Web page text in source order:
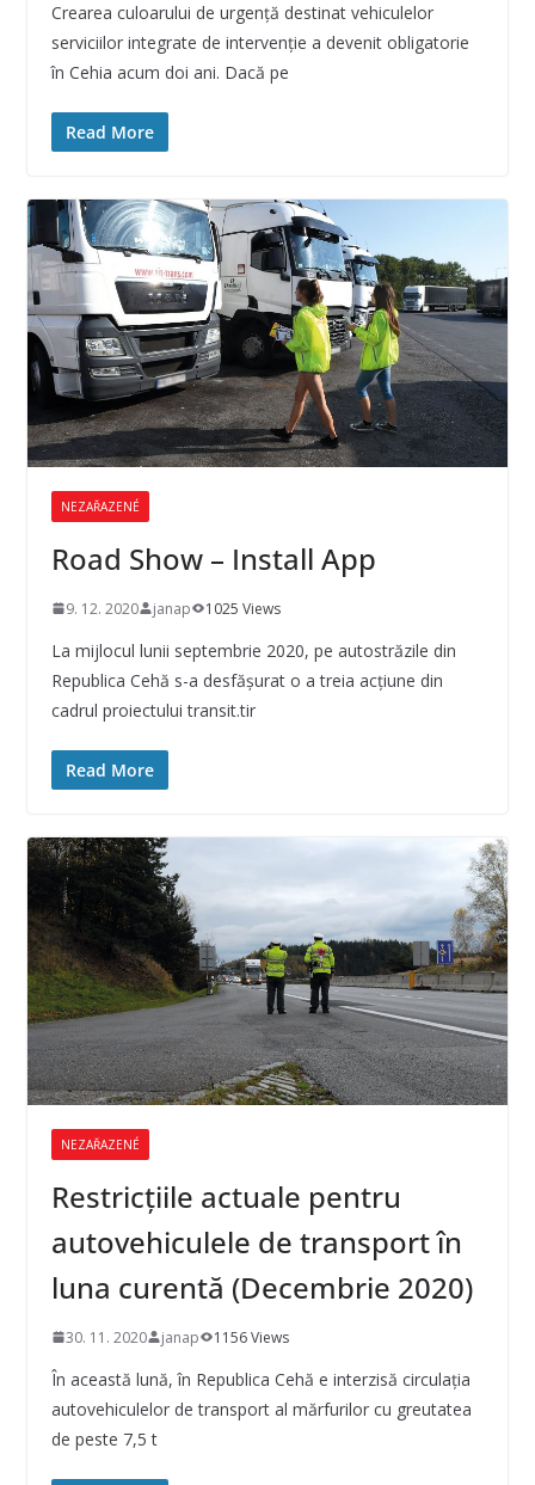
Crearea culoarului de urgenţă destinat vehiculelor
serviciilor integrate de intervenţie a devenit obligatorie
în Cehia acum doi ani. Dacă pe
Read More
NEZAŘAZENÉ
Road Show – Install App
9. 12. 2020 janap 1025 Views
La mijlocul lunii septembrie 2020, pe autostrăzile din
Republica Cehă s-a desfăşurat o a treia acţiune din
cadrul proiectului transit.tir
Read More
NEZAŘAZENÉ
Restricţiile actuale pentru
autovehiculele de transport în
luna curentă (Decembrie 2020)
30. 11. 2020 janap 1156 Views
În această lună, în Republica Cehă e interzisă circulaţia
autovehiculelor de transport al mărfurilor cu greutatea
de peste 7,5 t